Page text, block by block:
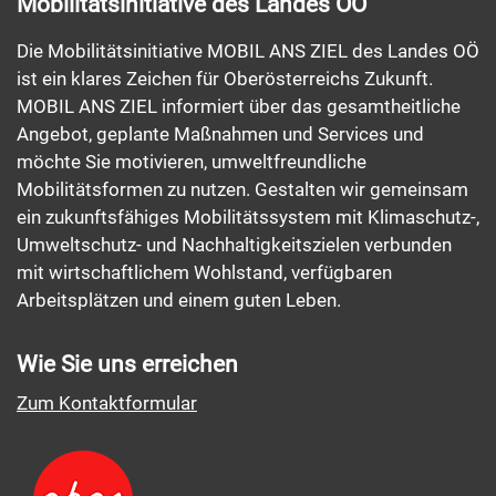
Die Mobilitätsinitiative MOBIL ANS ZIEL des Landes OÖ
ist ein klares Zeichen für Oberösterreichs Zukunft.
MOBIL ANS ZIEL informiert über das gesamtheitliche
Angebot, geplante Maßnahmen und Services und
möchte Sie motivieren, umweltfreundliche
Mobilitätsformen zu nutzen. Gestalten wir gemeinsam
ein zukunftsfähiges Mobilitätssystem mit Klimaschutz-,
Umweltschutz- und Nachhaltigkeitszielen verbunden
mit wirtschaftlichem Wohlstand, verfügbaren
Arbeitsplätzen und einem guten Leben.
Wie Sie uns erreichen
Zum Kontaktformular